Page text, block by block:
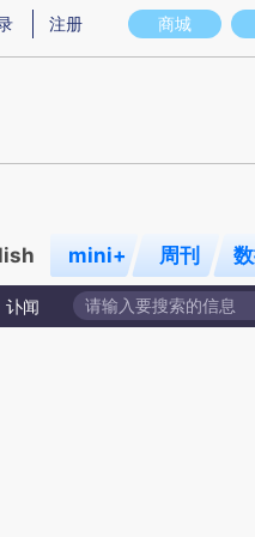
实意图存在偏差。不代表财新观点
商城
注册
mini+ 周刊
讣闻